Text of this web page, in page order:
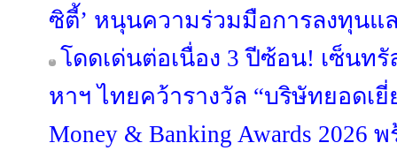
ซิตี้’ หนุนความร่วมมือการลงทุนแ
โดดเด่นต่อเนื่อง 3 ปีซ้อน! เซ็นท
หาฯ ไทยคว้ารางวัล “บริษัทยอดเ
Money & Banking Awards 2026